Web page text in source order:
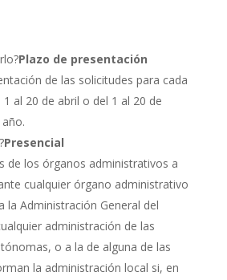
Plazo de presentación
de las solicitudes para cada
al 20 de abril o del 1 al 20 de
Presencial
de los órganos administrativos a
cualquier órgano administrativo
la Administración General del
administración de las
o a la de alguna de las
la administración local si, en